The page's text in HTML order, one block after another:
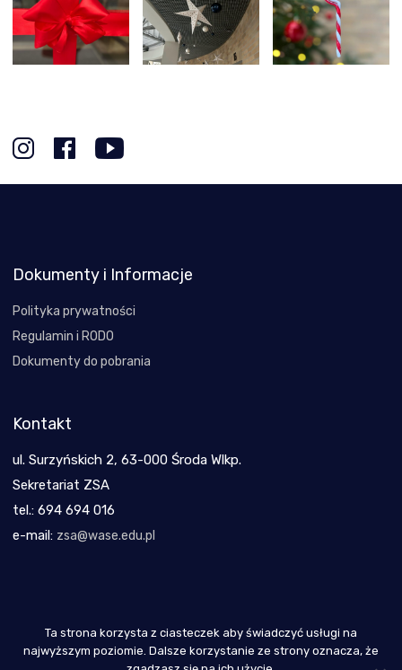
Dokumenty i Informacje
Polityka prywatności
Regulamin i RODO
Dokumenty do pobrania
Kontakt
ul. Surzyńskich 2, 63-000 Środa Wlkp.
Sekretariat ZSA
tel.: 694 694 016
e-mail: zsa@wase.edu.pl
Copyright 2021
Ta strona korzysta z ciasteczek aby świadczyć usługi na
najwyższym poziomie. Dalsze korzystanie ze strony oznacza, że